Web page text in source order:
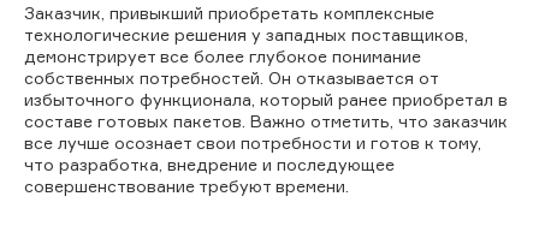
Заказчик, привыкший приобретать комплексные
технологические решения у западных поставщиков,
демонстрирует все более глубокое понимание
собственных потребностей. Он отказывается от
избыточного функционала, который ранее приобретал в
составе готовых пакетов. Важно отметить, что заказчик
все лучше осознает свои потребности и готов к тому,
что разработка, внедрение и последующее
совершенствование требуют времени.